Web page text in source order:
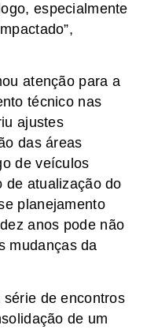
especialmente
atenção para a
técnico nas
ajustes
das áreas
de veículos
de atualização do
planejamento
anos pode não
mudanças da
de encontros
de um